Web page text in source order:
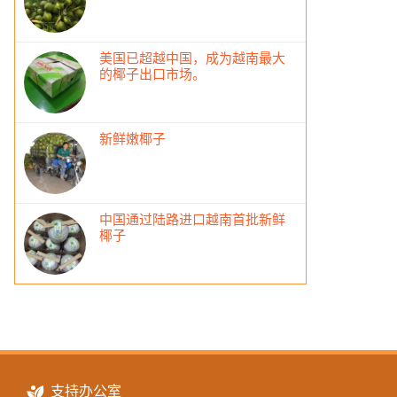
美国已超越中国，成为越南最大
的椰子出口市场。
新鲜嫩椰子
中国通过陆路进口越南首批新鲜
椰子
支持办公室